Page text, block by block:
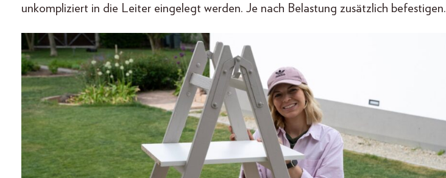
unkompliziert in die Leiter eingelegt werden. Je nach Belastung zusätzlich befestigen.